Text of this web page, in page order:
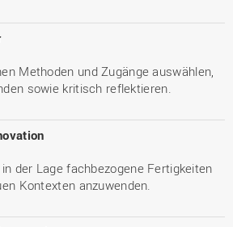
Methoden und Zugänge auswählen,
sowie kritisch reflektieren.
der Lage fachbezogene Fertigkeiten
Kontexten anzuwenden.